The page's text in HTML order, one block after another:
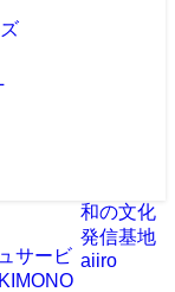
サービ
和の文化
発信基地
aiiro